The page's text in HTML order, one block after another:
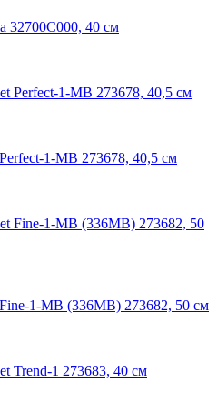
32700C000, 40 см
1-MB 273678, 40,5 см
1-MB (336MB) 273682, 50 см